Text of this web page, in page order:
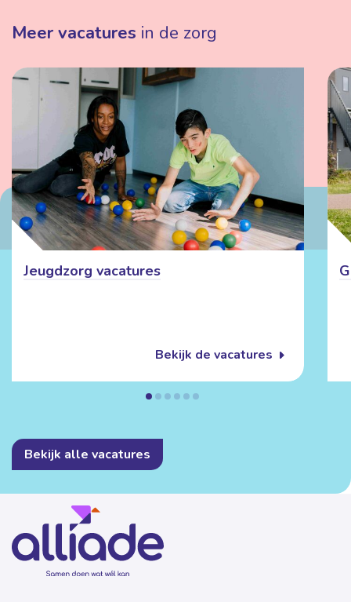
Meer vacatures in de zorg
Jeugdzorg vacatures
Bekijk de vacatures
Bekijk alle vacatures